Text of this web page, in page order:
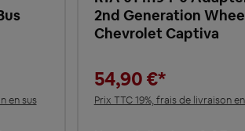
en sus
2nd Generation
Chevrolet Captiva
54,90 €*
Prix TTC 19%, frais de livraison